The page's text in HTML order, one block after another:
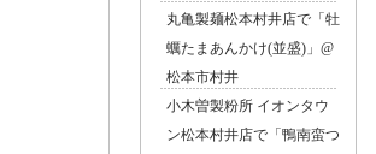
丸亀製麺松本村井店で「牡
蠣たまあんかけ(並盛)」@
松本市村井
小木曽製粉所 イオンタウ
ン松本村井店で「鴨南蛮つ